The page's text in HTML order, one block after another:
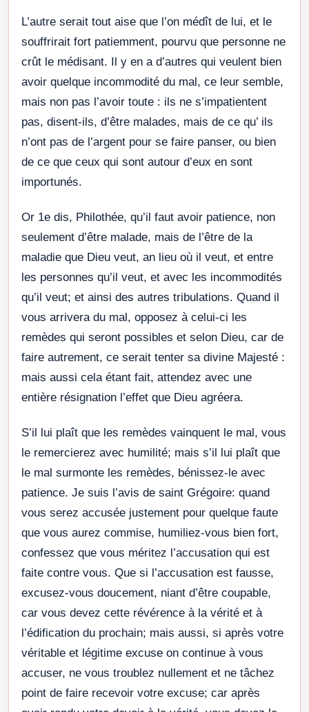
L’autre serait tout aise que l’on médît de lui, et le
souffrirait fort patiemment, pourvu que personne ne
crût le médisant. Il y en a d’autres qui veulent bien
avoir quelque incommodité du mal, ce leur semble,
mais non pas l’avoir toute : ils ne s’impatientent
pas, disent-ils, d’être malades, mais de ce qu’ ils
n’ont pas de l’argent pour se faire panser, ou bien
de ce que ceux qui sont autour d’eux en sont
importunés.
Or 1e dis, Philothée, qu’il faut avoir patience, non
seulement d’être malade, mais de l’être de la
maladie que Dieu veut, an lieu où il veut, et entre
les personnes qu’il veut, et avec les incommodités
qu’il veut; et ainsi des autres tribulations. Quand il
vous arrivera du mal, opposez à celui-ci les
remèdes qui seront possibles et selon Dieu, car de
faire autrement, ce serait tenter sa divine Majesté :
mais aussi cela étant fait, attendez avec une
entière résignation l’effet que Dieu agréera.
S’il lui plaît que les remèdes vainquent le mal, vous
le remercierez avec humilité; mais s’il lui plaît que
le mal surmonte les remèdes, bénissez-le avec
patience. Je suis l’avis de saint Grégoire: quand
vous serez accusée justement pour quelque faute
que vous aurez commise, humiliez-vous bien fort,
confessez que vous méritez l’accusation qui est
faite contre vous. Que si l’accusation est fausse,
excusez-vous doucement, niant d’être coupable,
car vous devez cette révérence à la vérité et à
l’édification du prochain; mais aussi, si après votre
véritable et légitime excuse on continue à vous
accuser, ne vous troublez nullement et ne tâchez
point de faire recevoir votre excuse; car après